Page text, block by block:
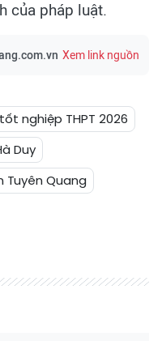
của pháp luật.
Xem link nguồn
nghiệp THPT 2026
Duy
Tuyên Quang